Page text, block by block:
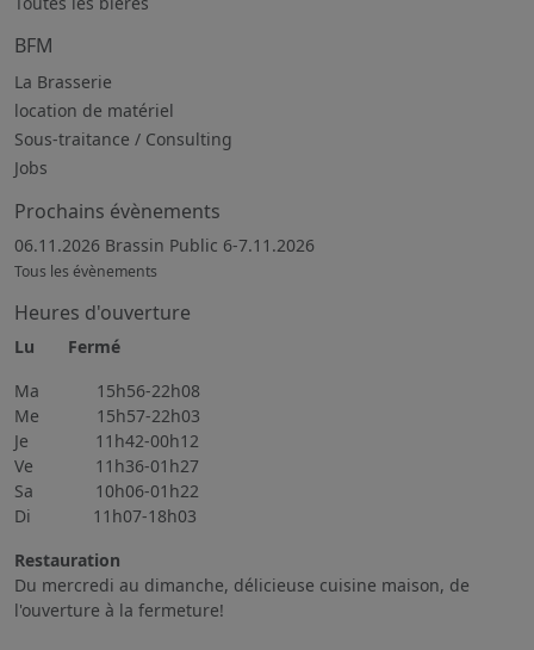
BFM
La Brasserie
location de matériel
Sous-traitance / Consulting
Jobs
Prochains évènements
06.11.2026 Brassin Public 6-7.11.2026
Tous les évènements
Heures d'ouverture
Lu Fermé
Ma 15h56-22h08
Me 15h57-22h03
Je 11h42-00h12
Ve 11h36-01h27
Sa 10h06-01h22
Di 11h07-18h03
Restauration
Du mercredi au dimanche, délicieuse cuisine maison, de
l'ouverture à la fermeture!